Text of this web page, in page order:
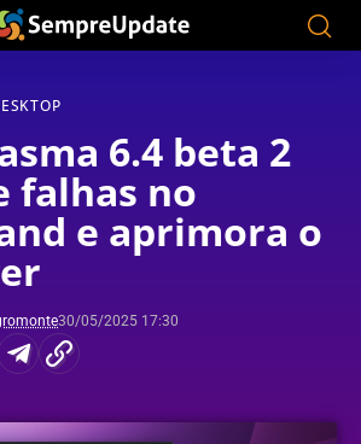
6.4 beta 2
falhas no
e aprimora o
30/05/2025 17:30